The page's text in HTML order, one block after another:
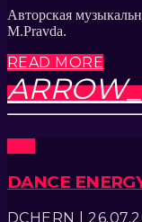
Авторская
M.Pravda.
READ MORE
DANCE
DCHERN |